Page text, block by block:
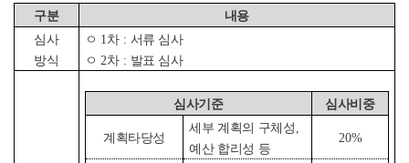
구분
내용
심사
방식
ㅇ 1 차 : 서류 심사
ㅇ 2차 : 발표 심사
심사기준 심사비중
계획타당성
세부 계획의 구체성
예산 합리성 등
20%